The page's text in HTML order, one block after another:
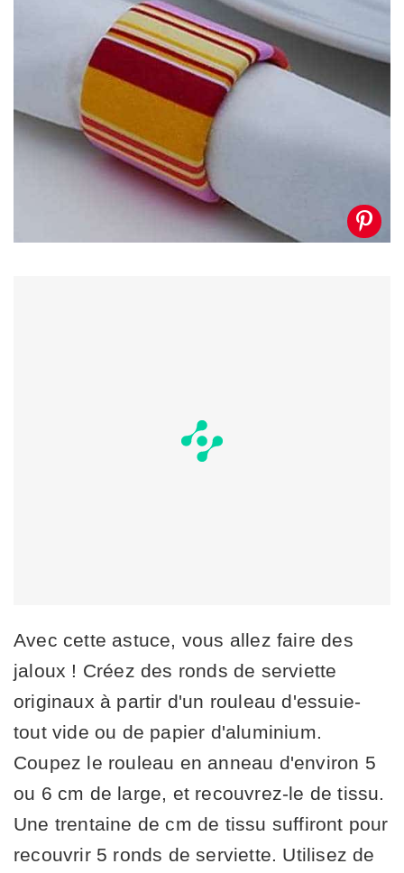
Avec cette astuce, vous allez faire des
jaloux ! Créez des ronds de serviette
originaux à partir d'un rouleau d'essuie-
tout vide ou de papier d'aluminium.
Coupez le rouleau en anneau d'environ 5
ou 6 cm de large, et recouvrez-le de tissu.
Une trentaine de cm de tissu suffiront pour
recouvrir 5 ronds de serviette. Utilisez de